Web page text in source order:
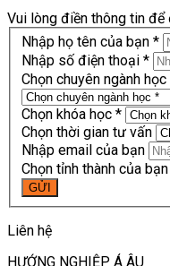
Vui lòng điền thông tin
Nhập họ tên của bạn *
Nhập số điện thoại *
Chọn chuyên ngành
Chọn khóa học *
Chọn thời gian tư vấn
Nhập email của bạn
Chọn tỉnh thành của
Liên hệ
HƯỚNG NGHIỆP Á ÂU